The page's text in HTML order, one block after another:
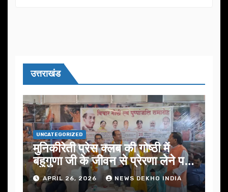
उत्तराखंड
UNCATEGORIZED
मुनिकीरेती प्रेस क्लब की गोष्ठी में
बहुगुणा जी के जीवन से प्रेरणा लेने पर
जोरAPRIL 26, 2026 NEWS DEKHO INDIA